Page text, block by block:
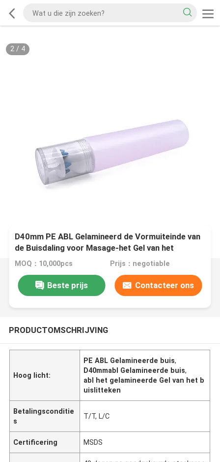
2/ 4
D40mm PE ABL Gelamineerd de Vormuiteinde van
de Buisdaling voor Masage-het Gel van het
Roomlitteken
MOQ：10,000pcs Prijs：negotiable
Beste prijs Contacteer ons
PRODUCTOMSCHRIJVING
Hoog licht:
PE ABL Gelamineerde buis,
D40mmabl Gelamineerde buis,
abl het gelamineerde Gel van het b
uislitteken
Betalingsconditie
s
T/T, L/C
Certificering MSDS